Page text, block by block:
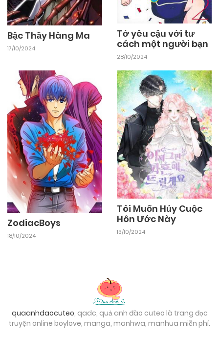
Bậc Thầy Hàng Ma
17/10/2024
Tớ yêu cậu với tư
cách một người bạn
28/10/2024
ZodiacBoys
18/10/2024
Tôi Muốn Hủy Cuộc
Hôn Ước Này
13/10/2024
quaanhdaocuteo, qadc, quả anh đào cuteo là trang đọc
truyện online boylove, manga, manhwa, manhua miễn phí.